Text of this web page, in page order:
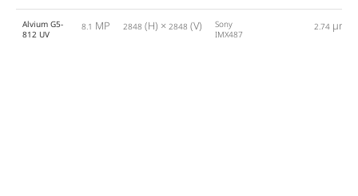
Alvium G5-
812 UV
8.1 MP 2848 (H) × 2848 (V)
Sony
IMX487
2.74 µm